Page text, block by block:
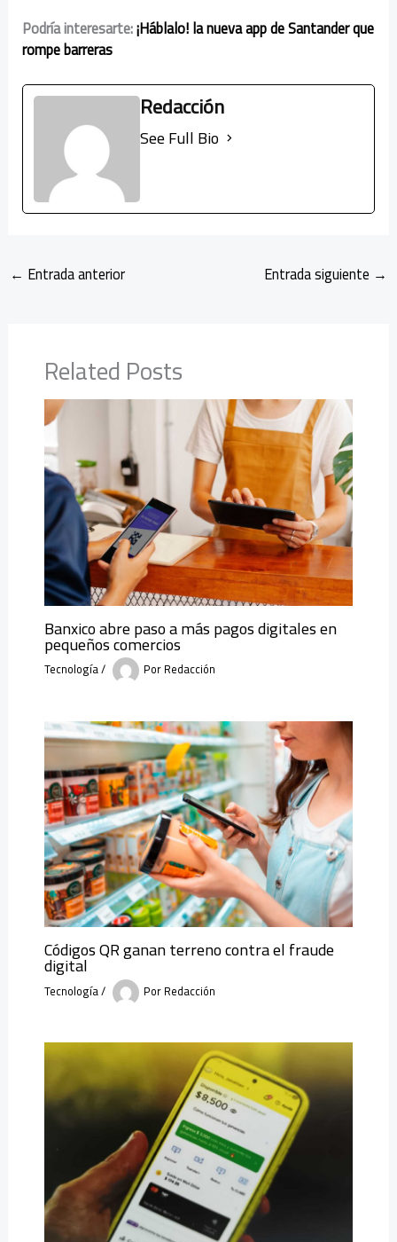
Podría interesarte:¡Háblalo! la nueva app de Santander que
rompe barreras
Redacción
See Full Bio
← Entrada anterior Entrada siguiente →
Related Posts
Banxico abre paso a más pagos digitales en
pequeños comercios
Tecnología/ PorRedacción
Códigos QR ganan terreno contra el fraude
digital
Tecnología/ PorRedacción